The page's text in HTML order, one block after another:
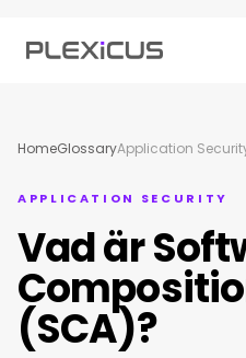
HomeGlossaryApplication
APPLICATION SECURITY
Vad är
(SCA)?